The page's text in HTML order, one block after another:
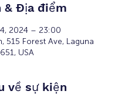
& Địa điểm
2024 – 23:00
515 Forest Ave, Laguna
USA
về sự kiện